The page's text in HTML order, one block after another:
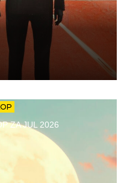
ZA JUL 2026